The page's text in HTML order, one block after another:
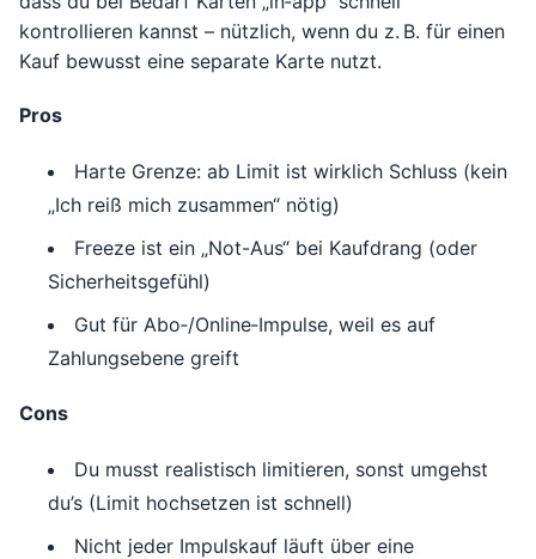
kontrollieren kannst – nützlich, wenn du z. B. für einen
Kauf bewusst eine separate Karte nutzt.
Pros
Harte Grenze: ab Limit ist wirklich Schluss (kein
„Ich reiß mich zusammen“ nötig)
Freeze ist ein „Not-Aus“ bei Kaufdrang (oder
Sicherheitsgefühl)
Gut für Abo‑/Online‑Impulse, weil es auf
Zahlungsebene greift
Cons
Du musst realistisch limitieren, sonst umgehst
du’s (Limit hochsetzen ist schnell)
Nicht jeder Impulskauf läuft über eine